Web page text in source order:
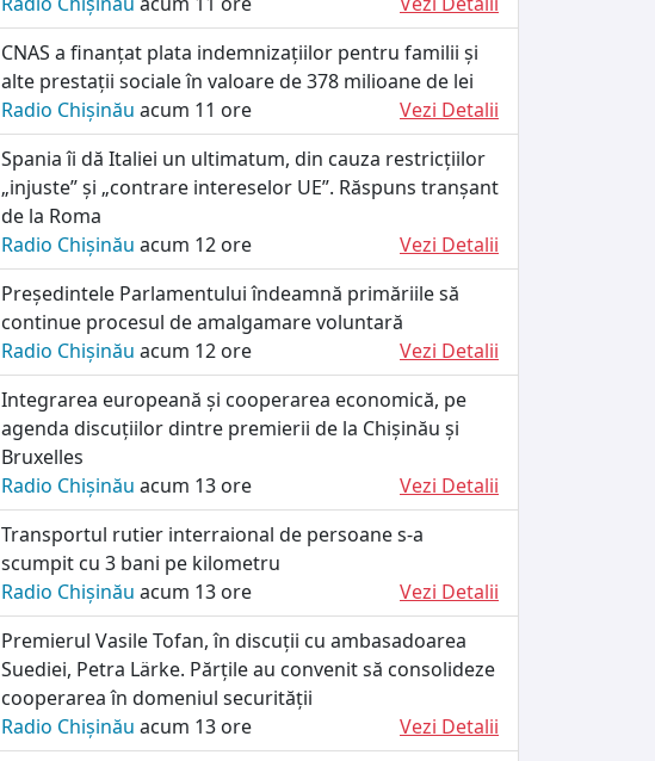
CNAS a finanțat plata indemnizațiilor pentru familii și
alte prestații sociale în valoare de 378 milioane de lei
Radio Chișinău acum 11 ore
Vezi Detalii
Spania îi dă Italiei un ultimatum, din cauza restricțiilor
„injuste” și „contrare intereselor UE”. Răspuns tranșant
de la Roma
Radio Chișinău acum 12 ore
Vezi Detalii
Președintele Parlamentului îndeamnă primăriile să
continue procesul de amalgamare voluntară
Radio Chișinău acum 12 ore
Vezi Detalii
Integrarea europeană și cooperarea economică, pe
agenda discuțiilor dintre premierii de la Chișinău și
Bruxelles
Radio Chișinău acum 13 ore
Vezi Detalii
Transportul rutier interraional de persoane s-a
scumpit cu 3 bani pe kilometru
Radio Chișinău acum 13 ore
Vezi Detalii
Premierul Vasile Tofan, în discuții cu ambasadoarea
Suediei, Petra Lärke. Părțile au convenit să consolideze
cooperarea în domeniul securității
Radio Chișinău acum 13 ore
Vezi Detalii